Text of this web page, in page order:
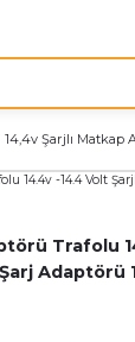
14,4v Şarjlı Matkap
Trafolu
Adaptörü